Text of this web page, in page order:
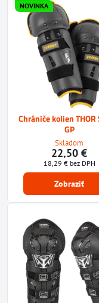
NOVINKA
Chrániče kolien THOR
GP
Skladom
22,50 €
18,29 € bez DPH
Zobraziť